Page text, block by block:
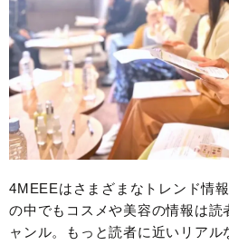
4MEEEはさまざまなトレンド情
の中でもコスメや美容の情報は読
ャンル。もっと読者に近いリアル